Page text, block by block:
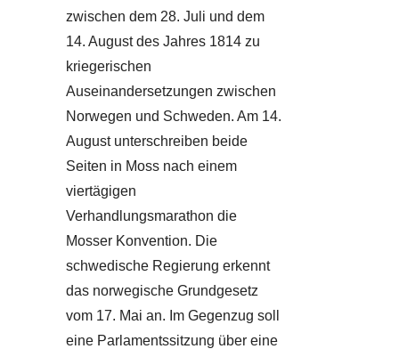
zwischen dem 28. Juli und dem
14. August des Jahres 1814 zu
kriegerischen
Auseinandersetzungen zwischen
Norwegen und Schweden. Am 14.
August unterschreiben beide
Seiten in Moss nach einem
viertägigen
Verhandlungsmarathon die
Mosser Konvention. Die
schwedische Regierung erkennt
das norwegische Grundgesetz
vom 17. Mai an. Im Gegenzug soll
eine Parlamentssitzung über eine